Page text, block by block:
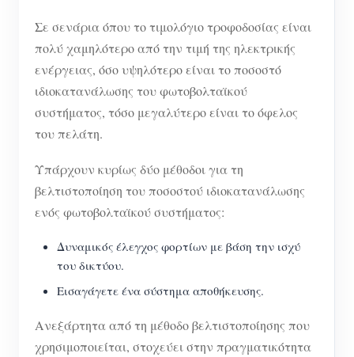
Σε σενάρια όπου το τιμολόγιο τροφοδοσίας είναι
πολύ χαμηλότερο από την τιμή της ηλεκτρικής
ενέργειας, όσο υψηλότερο είναι το ποσοστό
ιδιοκατανάλωσης του φωτοβολταϊκού
συστήματος, τόσο μεγαλύτερο είναι το όφελος
του πελάτη.
Υπάρχουν κυρίως δύο μέθοδοι για τη
βελτιστοποίηση του ποσοστού ιδιοκατανάλωσης
ενός φωτοβολταϊκού συστήματος:
Δυναμικός έλεγχος φορτίων με βάση την ισχύ
του δικτύου.
Εισαγάγετε ένα σύστημα αποθήκευσης.
Ανεξάρτητα από τη μέθοδο βελτιστοποίησης που
χρησιμοποιείται, στοχεύει στην πραγματικότητα